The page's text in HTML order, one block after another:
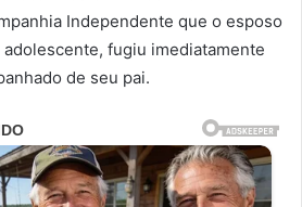
Independente que o esposo
fugiu imediatamente
de seu pai.